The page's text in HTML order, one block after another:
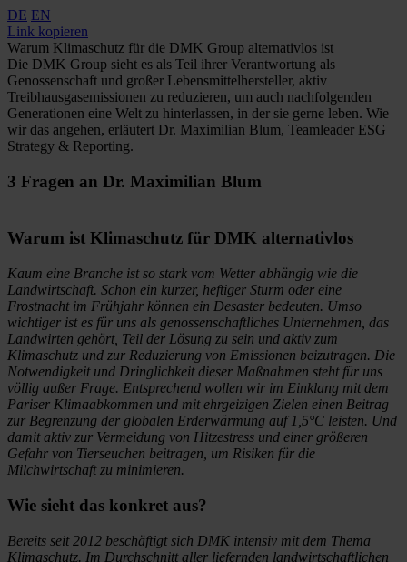
DE EN
Link kopieren
Warum Klimaschutz für die DMK Group alternativlos ist
Die DMK Group sieht es als Teil ihrer Verantwortung als
Genossenschaft und großer Lebensmittelhersteller, aktiv
Treibhausgasemissionen zu reduzieren, um auch nachfolgenden
Generationen eine Welt zu hinterlassen, in der sie gerne leben. Wie
wir das angehen, erläutert Dr. Maximilian Blum, Teamleader ESG
Strategy & Reporting.
3 Fragen an Dr. Maximilian Blum
Warum ist Klimaschutz für DMK alternativlos
Kaum eine Branche ist so stark vom Wetter abhängig wie die
Landwirtschaft. Schon ein kurzer, heftiger Sturm oder eine
Frostnacht im Frühjahr können ein Desaster bedeuten. Umso
wichtiger ist es für uns als genossenschaftliches Unternehmen, das
Landwirten gehört, Teil der Lösung zu sein und aktiv zum
Klimaschutz und zur Reduzierung von Emissionen beizutragen. Die
Notwendigkeit und Dringlichkeit dieser Maßnahmen steht für uns
völlig außer Frage. Entsprechend wollen wir im Einklang mit dem
Pariser Klimaabkommen und mit ehrgeizigen Zielen einen Beitrag
zur Begrenzung der globalen Erderwärmung auf 1,5°C leisten. Und
damit aktiv zur Vermeidung von Hitzestress und einer größeren
Gefahr von Tierseuchen beitragen, um Risiken für die
Milchwirtschaft zu minimieren.
Wie sieht das konkret aus?
Bereits seit 2012 beschäftigt sich DMK intensiv mit dem Thema
Klimaschutz. Im Durchschnitt aller liefernden landwirtschaftlichen